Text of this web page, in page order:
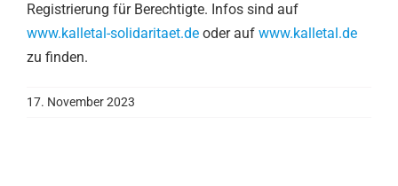
Registrierung für Berechtigte. Infos sind auf
www.kalletal-solidaritaet.de oder auf www.kalletal.de
zu finden.
17. November 2023